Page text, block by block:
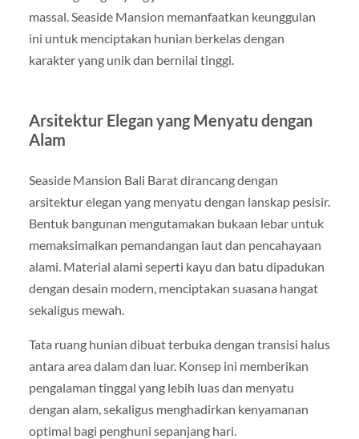
massal. Seaside Mansion memanfaatkan keunggulan
ini untuk menciptakan hunian berkelas dengan
karakter yang unik dan bernilai tinggi.
Arsitektur Elegan yang Menyatu dengan
Alam
Seaside Mansion Bali Barat dirancang dengan
arsitektur elegan yang menyatu dengan lanskap pesisir.
Bentuk bangunan mengutamakan bukaan lebar untuk
memaksimalkan pemandangan laut dan pencahayaan
alami. Material alami seperti kayu dan batu dipadukan
dengan desain modern, menciptakan suasana hangat
sekaligus mewah.
Tata ruang hunian dibuat terbuka dengan transisi halus
antara area dalam dan luar. Konsep ini memberikan
pengalaman tinggal yang lebih luas dan menyatu
dengan alam, sekaligus menghadirkan kenyamanan
optimal bagi penghuni sepanjang hari.